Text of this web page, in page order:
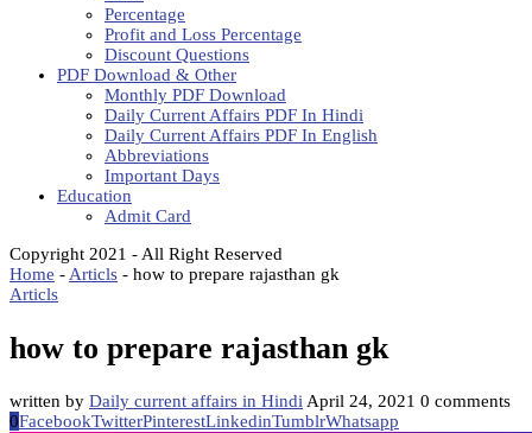
Percentage
Profit and Loss Percentage
Discount Questions
PDF Download & Other
Monthly PDF Download
Daily Current Affairs PDF In Hindi
Daily Current Affairs PDF In English
Abbreviations
Important Days
Education
Admit Card
Copyright 2021 - All Right Reserved
Home - Articls - how to prepare rajasthan gk
Articls
how to prepare rajasthan gk
written by Daily current affairs in Hindi April 24, 2021 0 comments
0FacebookTwitterPinterestLinkedinTumblrWhatsapp